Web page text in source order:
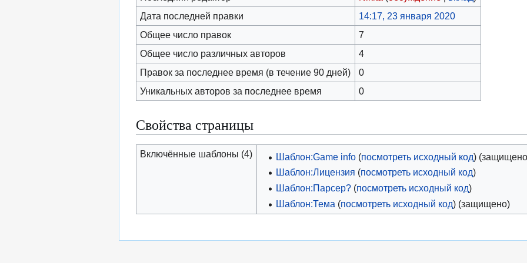
Дата последней правки
14:17, 23 января 2020
Общее число правок
7
Общее число различных авторов
4
Правок за последнее время (в течение 90 дней)
0
Уникальных авторов за последнее время
0
Свойства страницы
Включённые шаблоны (4) Шаблон:Game info (посмотреть исходный код)
Шаблон:Лицензия (посмотреть исходный код)
Шаблон:Парсер? (посмотреть исходный код)
Шаблон:Тема (посмотреть исходный код) (защищено)